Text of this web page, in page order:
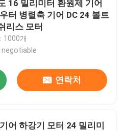
16 밀리미터 환원제 기어
터 병렬축 기어 DC 24 볼트
리스 모터
1000개
negotiable
연락처
어 하강기 모터 24 밀리미